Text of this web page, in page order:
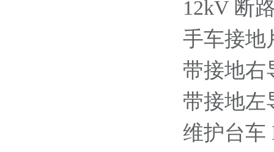
12kV 断
手车接地
带接地右
带接地左
维护台车